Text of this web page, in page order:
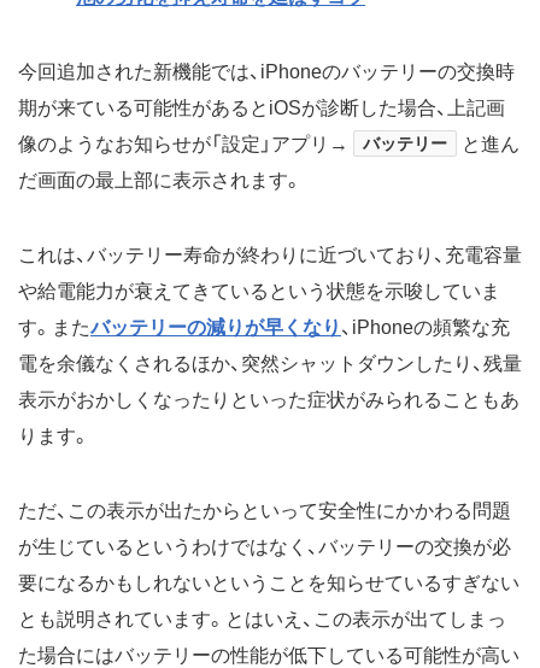
今回追加された新機能では、iPhoneのバッテリーの交換時
期が来ている可能性があるとiOSが診断した場合、上記画
像のようなお知らせが「設定」アプリ→
バッテリー
と進ん
だ画面の最上部に表示されます。
これは、バッテリー寿命が終わりに近づいており、充電容量
や給電能力が衰えてきているという状態を示唆していま
す。またバッテリーの減りが早くなり 、iPhoneの頻繁な充
電を余儀なくされるほか、突然シャットダウンしたり、残量
表示がおかしくなったりといった症状がみられることもあ
ります。
ただ、この表示が出たからといって安全性にかかわる問題
が生じているというわけではなく、バッテリーの交換が必
要になるかもしれないということを知らせているすぎない
とも説明されています。とはいえ、この表示が出てしまっ
た場合にはバッテリーの性能が低下している可能性が高い